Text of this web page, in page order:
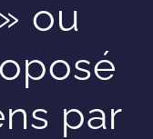
ou
par